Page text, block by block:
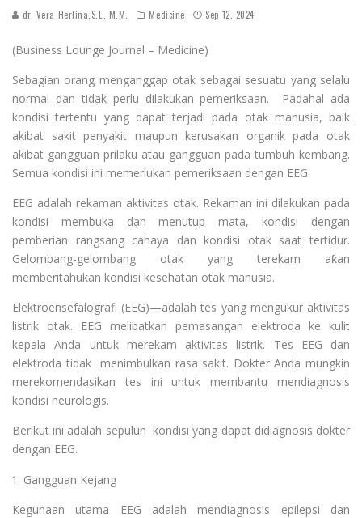
dr. Vera Herlina,S.E.,M.M. Medicine Sep 12, 2024
(Business Lounge Journal – Medicine)
Sebagian orang menganggap otak sebagai sesuatu yang selalu
normal dan tidak perlu dilakukan pemeriksaan. Padahal ada
kondisi tertentu yang dapat terjadi pada otak manusia, baik
akibat sakit penyakit maupun kerusakan organik pada otak
akibat gangguan prilaku atau gangguan pada tumbuh kembang.
Semua kondisi ini memerlukan pemeriksaan dengan EEG.
EEG adalah rekaman aktivitas otak. Rekaman ini dilakukan pada
kondisi membuka dan menutup mata, kondisi dengan
pemberian rangsang cahaya dan kondisi otak saat tertidur.
Gelombang-gelombang otak yang terekam aƙan
memberitahukan kondisi kesehatan otak manusia.
Elektroensefalografi (EEG)—adalah tes yang mengukur aktivitas
listrik otak. EEG melibatkan pemasangan elektroda ke kulit
kepala Anda untuk merekam aktivitas listrik. Tes EEG dan
elektroda tidak menimbulkan rasa sakit. Dokter Anda mungkin
merekomendasikan tes ini untuk membantu mendiagnosis
kondisi neurologis.
Berikut ini adalah sepuluh kondisi yang dapat didiagnosis dokter
dengan EEG.
Gangguan Kejang
Kegunaan utama EEG adalah mendiagnosis epilepsi dan